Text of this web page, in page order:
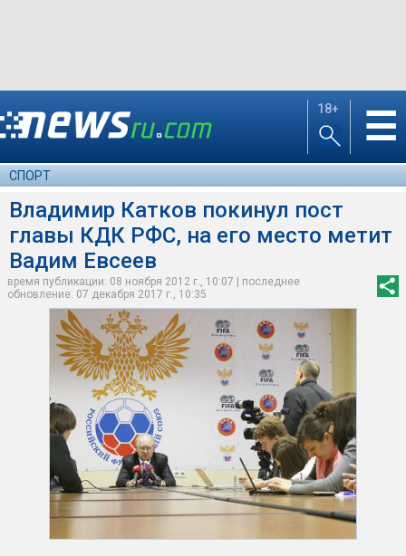
18+ ☰
СПОРТ
Владимир Катков покинул пост
главы КДК РФС, на его место метит
Вадим Евсеев
время публикации: 08 ноября 2012 г., 10:07 | последнее
обновление: 07 декабря 2017 г., 10:35